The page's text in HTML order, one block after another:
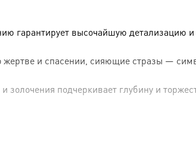
гарантирует высочайшую детализацию и
и спасении, сияющие стразы —
подчеркивает глубину и